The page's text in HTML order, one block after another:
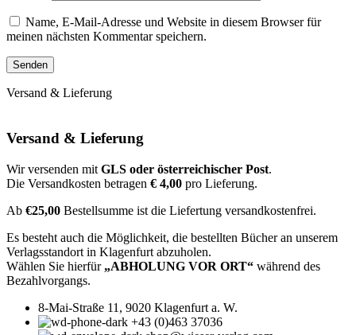
Name, E-Mail-Adresse und Website in diesem Browser für
meinen nächsten Kommentar speichern.
Versand & Lieferung
Versand & Lieferung
Wir versenden mit GLS oder österreichischer Post.
Die Versandkosten betragen € 4,00 pro Lieferung.
Ab €25,00 Bestellsumme ist die Liefertung versandkostenfrei.
Es besteht auch die Möglichkeit, die bestellten Bücher an unserem
Verlagsstandort in Klagenfurt abzuholen.
Wählen Sie hierfür „ABHOLUNG VOR ORT“ während des
Bezahlvorgangs.
8-Mai-Straße 11, 9020 Klagenfurt a. W.
+43 (0)463 37036